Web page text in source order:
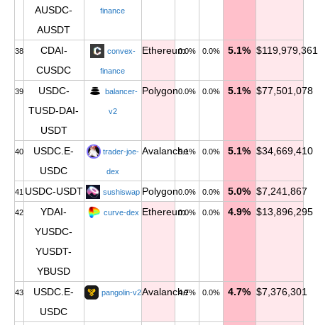
AUSDC-
AUSDT
finance
38
CDAI-
CUSDC
convex-
finance
Ethereum0.0% 0.0% 5.1% $119,979,361
39
USDC-
TUSD-DAI-
USDT
balancer-
v2
Polygon0.0% 0.0% 5.1% $77,501,078
40
USDC.E-
USDC
trader-joe-
dex
Avalanche5.1% 0.0% 5.1% $34,669,410
41 USDC-USDT sushiswap Polygon0.0% 0.0% 5.0% $7,241,867
42
YDAI-
YUSDC-
YUSDT-
YBUSD
curve-dex Ethereum0.0% 0.0% 4.9% $13,896,295
43
USDC.E-
USDC
pangolin-v2Avalanche4.7% 0.0% 4.7% $7,376,301